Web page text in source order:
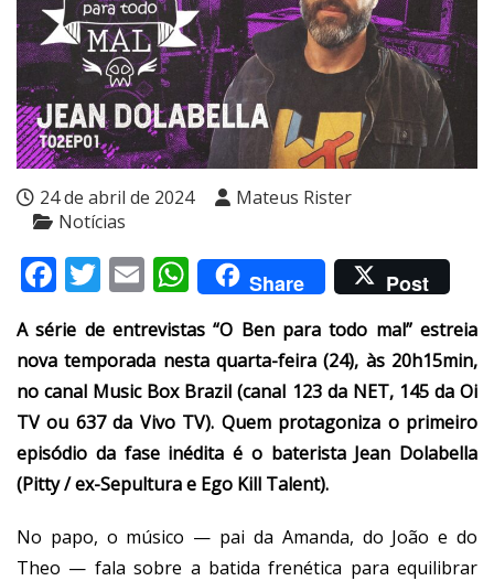
24 de abril de 2024
Mateus Rister
Notícias
Facebook
Twitter
EmailWhatsApp
Share Post
A série de entrevistas “O Ben para todo mal” estreia
nova temporada nesta quarta-feira (24), às 20h15min,
no canal Music Box Brazil (canal 123 da NET, 145 da Oi
TV ou 637 da Vivo TV). Quem protagoniza o primeiro
episódio da fase inédita é o baterista Jean Dolabella
(Pitty / ex-Sepultura e Ego Kill Talent).
No papo, o músico — pai da Amanda, do João e do
Theo — fala sobre a batida frenética para equilibrar